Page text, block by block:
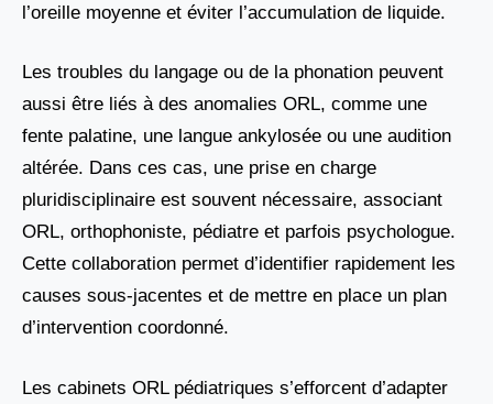
l’oreille moyenne et éviter l’accumulation de liquide.
Les troubles du langage ou de la phonation peuvent
aussi être liés à des anomalies ORL, comme une
fente palatine, une langue ankylosée ou une audition
altérée. Dans ces cas, une prise en charge
pluridisciplinaire est souvent nécessaire, associant
ORL, orthophoniste, pédiatre et parfois psychologue.
Cette collaboration permet d’identifier rapidement les
causes sous-jacentes et de mettre en place un plan
d’intervention coordonné.
Les cabinets ORL pédiatriques s’efforcent d’adapter